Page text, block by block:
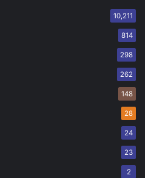
10,211
814
298
262
148
28
24
23
2